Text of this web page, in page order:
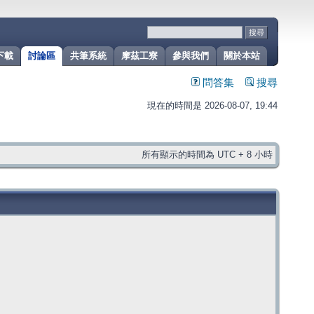
關於本站
參與我們
摩茲工寮
共筆系統
討論區
載
問答集 搜尋
現在的時間是 2026-08-07, 19:44
所有顯示的時間為 UTC + 8 小時